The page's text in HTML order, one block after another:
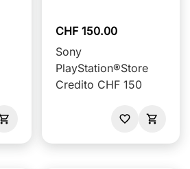
CHF 150.00
Sony
PlayStation®Store
Credito CHF 150